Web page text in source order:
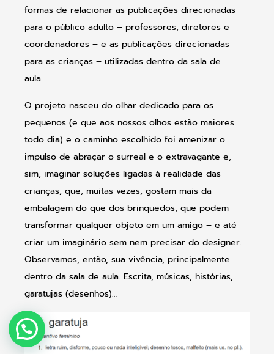
formas de relacionar as publicações direcionadas
para o público adulto – professores, diretores e
coordenadores – e as publicações direcionadas
para as crianças – utilizadas dentro da sala de
aula.
O projeto nasceu do olhar dedicado para os
pequenos (e que aos nossos olhos estão maiores
todo dia) e o caminho escolhido foi amenizar o
impulso de abraçar o surreal e o extravagante e,
sim, imaginar soluções ligadas à realidade das
crianças, que, muitas vezes, gostam mais da
embalagem do que dos brinquedos, que podem
transformar qualquer objeto em um amigo – e até
criar um imaginário sem nem precisar do designer.
Observamos, então, sua vivência, principalmente
dentro da sala de aula. Escrita, músicas, histórias,
garatujas (desenhos)…
Como Podemos Ajudar?